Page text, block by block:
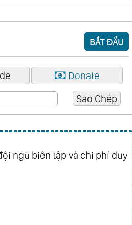
BẮT ĐẦU
Donate
ngũ biên tập và chi phí duy